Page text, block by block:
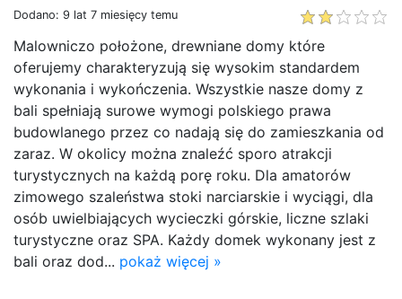
Dodano: 9 lat 7 miesięcy temu
Malowniczo położone, drewniane domy które
oferujemy charakteryzują się wysokim standardem
wykonania i wykończenia. Wszystkie nasze domy z
bali spełniają surowe wymogi polskiego prawa
budowlanego przez co nadają się do zamieszkania od
zaraz. W okolicy można znaleźć sporo atrakcji
turystycznych na każdą porę roku. Dla amatorów
zimowego szaleństwa stoki narciarskie i wyciągi, dla
osób uwielbiających wycieczki górskie, liczne szlaki
turystyczne oraz SPA. Każdy domek wykonany jest z
bali oraz dod... pokaż więcej »